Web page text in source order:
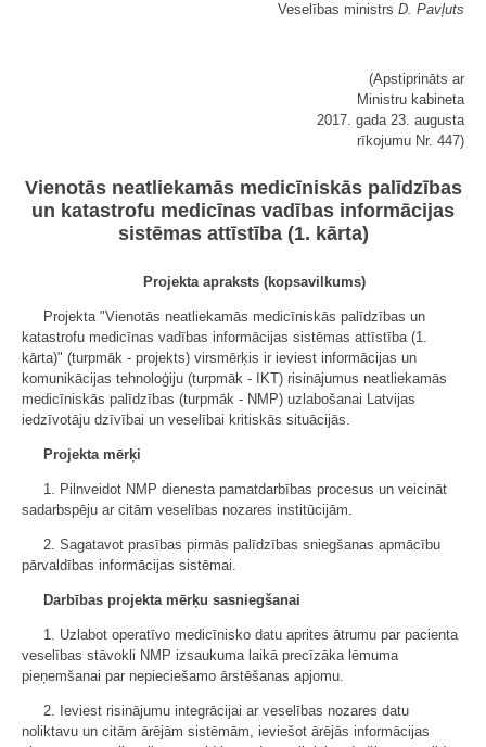
Veselības ministrs D. Pavļuts
(Apstiprināts ar
Ministru kabineta
2017. gada 23. augusta
rīkojumu Nr. 447)
Vienotās neatliekamās medicīniskās palīdzības
un katastrofu medicīnas vadības informācijas
sistēmas attīstība (1. kārta)
Projekta apraksts (kopsavilkums)
Projekta "Vienotās neatliekamās medicīniskās palīdzības un
katastrofu medicīnas vadības informācijas sistēmas attīstība (1.
kārta)" (turpmāk - projekts) virsmērķis ir ieviest informācijas un
komunikācijas tehnoloģiju (turpmāk - IKT) risinājumus neatliekamās
medicīniskās palīdzības (turpmāk - NMP) uzlabošanai Latvijas
iedzīvotāju dzīvībai un veselībai kritiskās situācijās.
Projekta mērķi
1. Pilnveidot NMP dienesta pamatdarbības procesus un veicināt
sadarbspēju ar citām veselības nozares institūcijām.
2. Sagatavot prasības pirmās palīdzības sniegšanas apmācību
pārvaldības informācijas sistēmai.
Darbības projekta mērķu sasniegšanai
1. Uzlabot operatīvo medicīnisko datu aprites ātrumu par pacienta
veselības stāvokli NMP izsaukuma laikā precīzāka lēmuma
pieņemšanai par nepieciešamo ārstēšanas apjomu.
2. Ieviest risinājumu integrācijai ar veselības nozares datu
noliktavu un citām ārējām sistēmām, ieviešot ārējās informācijas